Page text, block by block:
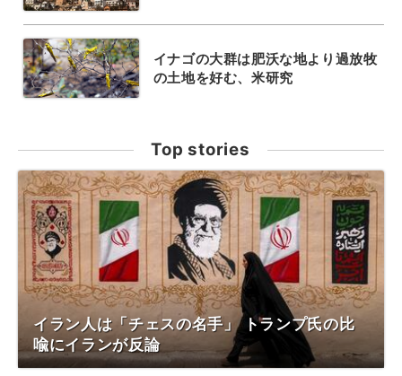
イナゴの大群は肥沃な地より過放牧
の土地を好む、米研究
Top stories
イラン人は「チェスの名手」 トランプ氏の比
喩にイランが反論